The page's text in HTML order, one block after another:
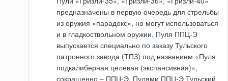
предназначены в первую очередь для стрельбы
из оружия «парадокс», но могут использоваться
и в гладкоствольном оружии. Пуля ППЦ-Э
выпускается специально по заказу Тульского
патронного завода (ТПЗ) под названием «Пуля
подкалиберная целевая (экспансивная)»,
сокращенно – ППЦ-Э. Пулями ППЦ-Э Тульский